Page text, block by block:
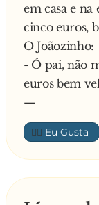
em casa e na
cinco euros,
O Joãozinho:
- Ó pai, não
euros bem
—
👍🏼